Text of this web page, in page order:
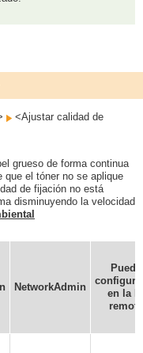
<Ajustar calidad de
grueso de forma continua
que el tóner no se aplique
de fijación no está
disminuyendo la velocidad
NetworkAdmin
Puede
en la
remota